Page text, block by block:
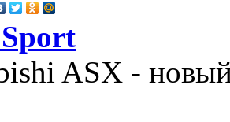
ASX -